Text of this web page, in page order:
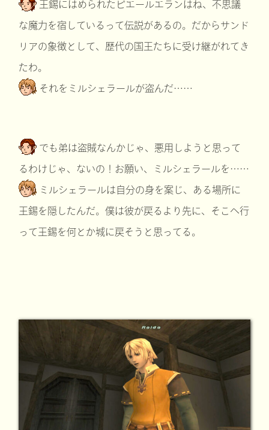
王錫にはめられたピエールエランはね、不思議
な魔力を宿しているって伝説があるの。だからサンド
リアの象徴として、歴代の国王たちに受け継がれてき
たわ。
それをミルシェラールが盗んだ……
でも弟は盗賊なんかじゃ、悪用しようと思って
るわけじゃ、ないの！お願い、ミルシェラールを……
ミルシェラールは自分の身を案じ、ある場所に
王錫を隠したんだ。僕は彼が戻るより先に、そこへ行
って王錫を何とか城に戻そうと思ってる。